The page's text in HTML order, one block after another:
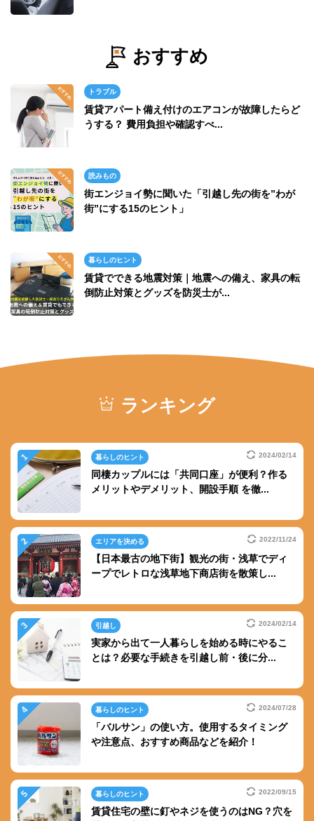
おすすめ
トラブル
賃貸アパート備え付けのエアコンが故障したらど
うする？ 費用負担や確認すべ...
読みもの
街エンジョイ勢に聞いた「引越し先の街を”わが
街”にする15のヒント」
暮らしのヒント
賃貸でできる地震対策｜地震への備え、家具の転
倒防止対策とグッズを防災士が...
ランキング
暮らしのヒント 2024/02/14
同棲カップルには「共同口座」が便利？作る
メリットやデメリット、開設手順 を徹...
エリアを決める 2022/11/24
【日本最古の地下街】観光の街・浅草でディ
ープでレトロな浅草地下商店街を散策し...
引越し 2024/02/14
実家から出て一人暮らしを始める時にやるこ
とは？必要な手続きを引越し前・後に分...
暮らしのヒント 2024/07/28
「バルサン」の使い方。使用するタイミング
や注意点、おすすめ商品などを紹介！
暮らしのヒント 2022/09/15
賃貸住宅の壁に釘やネジを使うのはNG？穴を